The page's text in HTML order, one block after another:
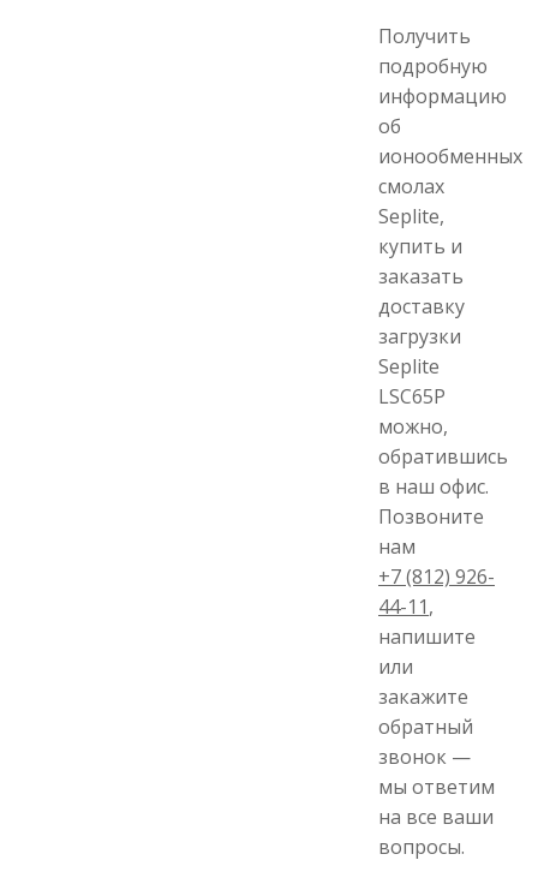
LSC65P:
Матрица
Функциональные
группы
Ионная форма
при отгрузке
рабочей
фракции, мм
Равновесная
Насыпной вес в
отгружаемой
форме, г/л
Общая
объёмная
обменная
ёмкость, г-экв./
л
Истинная
плотность
матрицы, г/л
Получить
подробную
информацию
об
ионообменных
смолах
Seplite,
купить и
заказать
доставку
загрузки
Seplite
LSC65P
можно,
обратившись
в наш офис.
Позвоните
нам
+7 (812) 926-
44-11,
напишите
или
закажите
обратный
звонок —
мы ответим
на все ваши
вопросы.